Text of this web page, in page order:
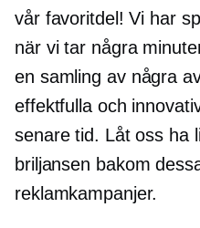
vår favoritdel! Vi har
när vi tar några
en samling av några
effektfulla och
senare tid. Låt oss ha
briljansen bakom
reklamkampanjer.